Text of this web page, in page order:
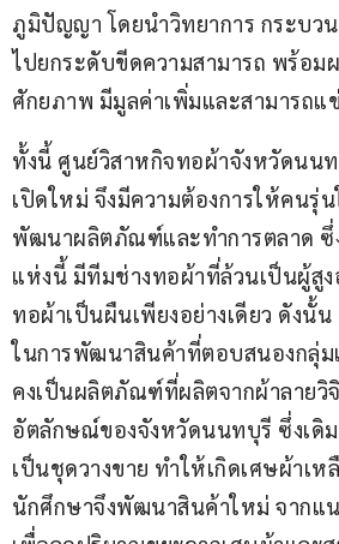
ภูมิปัญญา โดยนำวิทยาการ กระบว
ไปยกระดับขีดความสามารถ พร้อ
ศักยภาพ มีมูลค่าเพิ่มและสามารถแ
ทั้งนี้ ศูนย์วิสาหกิจทอผ้าจังหวัดนน
เปิดใหม่ จึงมีความต้องการให้คนรุ่
พัฒนาผลิตภัณฑ์และทำการตลาด ซึ่
แห่งนี้ มีทีมช่างทอผ้าที่ล้วนเป็นผู้สู
ทอผ้าเป็นผืนเพียงอย่างเดียว ดังนั้น
ในการพัฒนาสินค้าที่ตอบสนองกลุ่ม
คงเป็นผลิตภัณฑ์ที่ผลิตจากผ้าลายวิ
อัตลักษณ์ของจังหวัดนนทบุรี ซึ่งเดิ
เป็นชุดวางขาย ทำให้เกิดเศษผ้าเ
นักศึกษาจึงพัฒนาสินค้าใหม่ จากแ